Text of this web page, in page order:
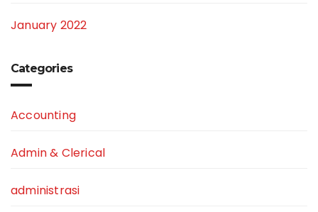
January 2022
Categories
Accounting
Admin & Clerical
administrasi